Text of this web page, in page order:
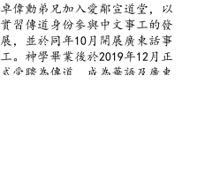
卓偉勳弟兄加入愛鄰宣道堂，以
實習傳道身份參與中文事工的發
展，並於同年10月開展廣東話事
工。神學畢業後於2019年12月正
式受聘為傳道，成為華語及廣東